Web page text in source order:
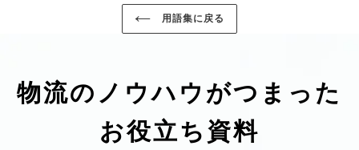
用語集に戻る
物流のノウハウがつまった
お役立ち資料